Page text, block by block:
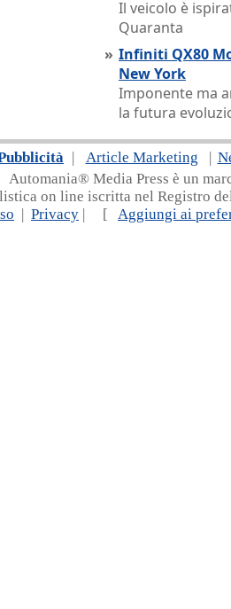
Il veicolo è
Quaranta
» Infiniti QX80
New York
Imponente ma
la futura
| Article Marketing |
Automania® Media Press è un
on line iscritta nel Registro
| Privacy | [ Aggiungi ai